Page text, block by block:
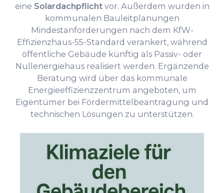
eine Solardachpflichtvor. Außerdem wurden in
kommunalen Bauleitplanungen
Mindestanforderungen nach dem KfW-
Effizienzhaus-55-Standard verankert, während
öffentliche Gebäude künftig als Passiv- oder
Nullenergiehaus realisiert werden. Ergänzende
Beratung wird über das kommunale
Energieeffizienzzentrum angeboten, um
Eigentümer bei Fördermittelbeantragung und
technischen Lösungen zu unterstützen.